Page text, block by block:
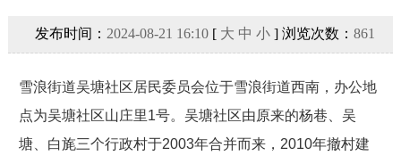
发布时间： 2024-08-21 16:10[ 大 中 小] 浏览次数： 861
雪浪街道吴塘社区居民委员会位于雪浪街道西南，办公地
点为吴塘社区山庄里1号。吴塘社区由原来的杨巷、吴
塘、白旄三个行政村于2003年合并而来，2010年撤村建